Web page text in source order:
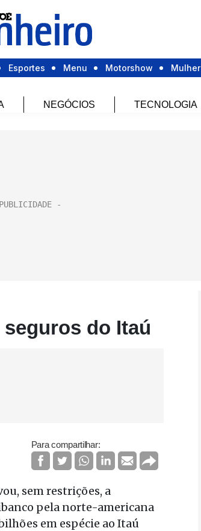
Esportes Menu Motorshow Mulher
NEGÓCIOS TECNOLOGIA
do Itaú
Para compartilhar:
sem restrições, a
pela norte-americana
em espécie ao Itaú